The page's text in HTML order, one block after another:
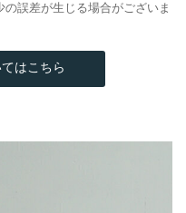
誤差が生じる場合がございま
はこちら